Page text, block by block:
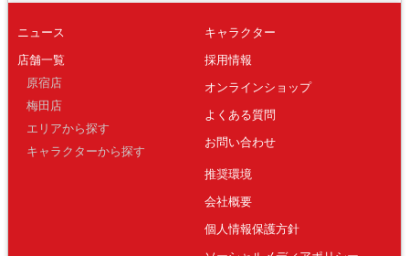
ニュース
店舗一覧
原宿店
梅田店
エリアから探す
キャラクターから探す
キャラクター
採用情報
オンラインショップ
よくある質問
お問い合わせ
推奨環境
会社概要
個人情報保護方針